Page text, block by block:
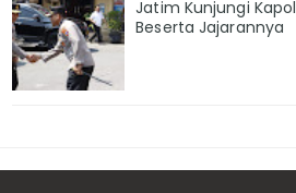
Jatim Kunjungi
Beserta Jajarannya